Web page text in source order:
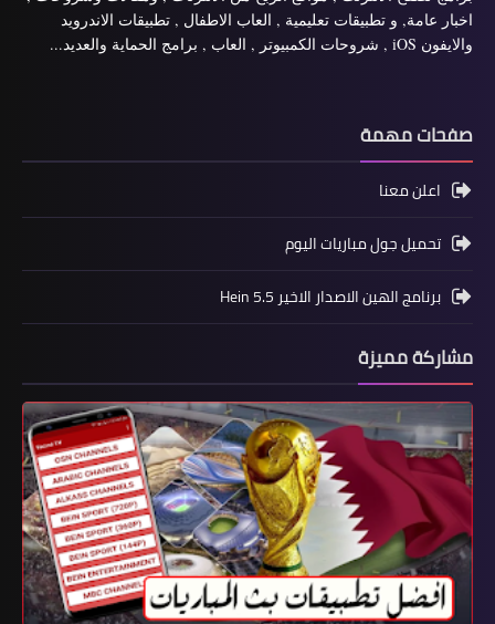
اخبار عامة, و تطبيقات تعليمية , العاب الاطفال , تطبيقات الاندرويد
والايفون iOS , شروحات الكمبيوتر , العاب , برامج الحماية والعديد...
صفحات مهمة
اعلن معنا
تحميل جول مباريات اليوم
برنامج الهين الاصدار الاخير Hein 5.5
مشاركة مميزة